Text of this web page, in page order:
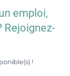
emploi,
Rejoignez-
!